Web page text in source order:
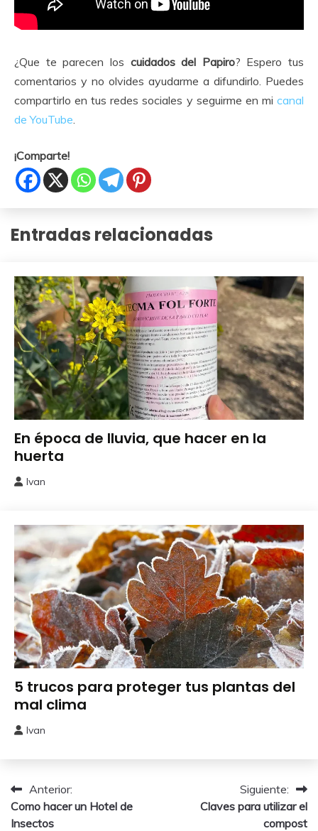
¿Que te parecen los cuidados del Papiro? Espero tus
comentarios y no olvides ayudarme a difundirlo. Puedes
compartirlo en tus redes sociales y seguirme en mi canal
de YouTube.
¡Comparte!
Entradas relacionadas
Cuidados
del
Huerto
En época de lluvia, que hacer en la
huerta
2026
Ivan
Cuidados
del
Huerto
5 trucos para proteger tus plantas del
mal clima
enero,
Ivan
Navegación
de
Anterior:
Como hacer un Hotel de
Insectos
Siguiente:
Claves para utilizar el
compost